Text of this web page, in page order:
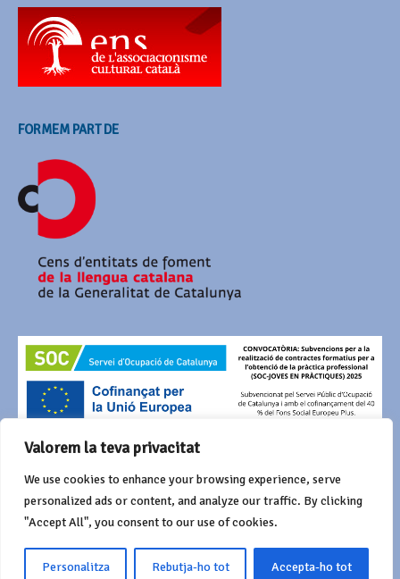
Valorem la teva privacitat
We use cookies to enhance your browsing experience, serve
personalized ads or content, and analyze our traffic. By clicking
"Accept All", you consent to our use of cookies.
Personalitza Rebutja-ho tot Accepta-ho tot
FORMEM PART DE